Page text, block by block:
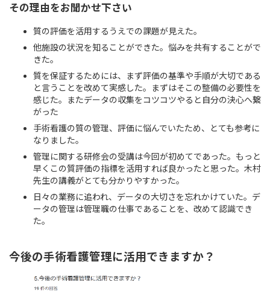
その理由をお聞かせ下さい
質の評価を活用するうえでの課題が見えた。
他施設の状況を知ることができた。悩みを共有することがで
きた。
質を保証するためには、まず評価の基準や手順が大切である
と言うことを改めて実感した。まずはそこの整備の必要性を
感じた。またデータの収集をコツコツやると自分の決心へ繋
がった
手術看護の質の管理、評価に悩んでいたため、とても参考に
なりました。
管理に関する研修会の受講は今回が初めてであった。もっと
早くこの質評価の指標を活用すれば良かったと思った。木村
先生の講義がとても分かりやすかった。
日々の業務に追われ、データの大切さを忘れかけていた。デ
ータの管理は管理職の仕事であることを、改めて認識でき
た。
今後の手術看護管理に活用できますか？